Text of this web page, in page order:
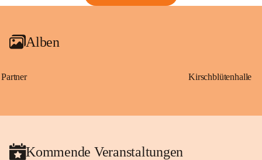
Alben
Partner Kirschblütenhalle
Kommende Veranstaltungen